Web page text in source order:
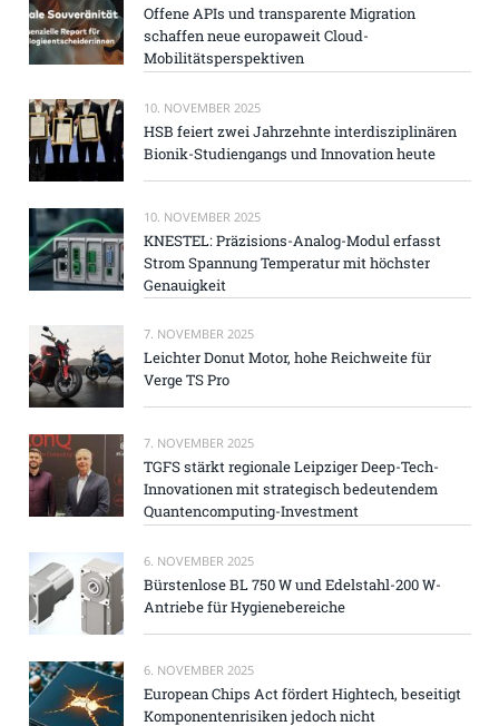
Offene APIs und transparente Migration
schaffen neue europaweit Cloud-
Mobilitätsperspektiven
10. NOVEMBER 2025
HSB feiert zwei Jahrzehnte interdisziplinären
Bionik-Studiengangs und Innovation heute
10. NOVEMBER 2025
KNESTEL: Präzisions-Analog-Modul erfasst
Strom Spannung Temperatur mit höchster
Genauigkeit
7. NOVEMBER 2025
Leichter Donut Motor, hohe Reichweite für
Verge TS Pro
7. NOVEMBER 2025
TGFS stärkt regionale Leipziger Deep-Tech-
Innovationen mit strategisch bedeutendem
Quantencomputing-Investment
6. NOVEMBER 2025
Bürstenlose BL 750 W und Edelstahl-200 W-
Antriebe für Hygienebereiche
6. NOVEMBER 2025
European Chips Act fördert Hightech, beseitigt
Komponentenrisiken jedoch nicht